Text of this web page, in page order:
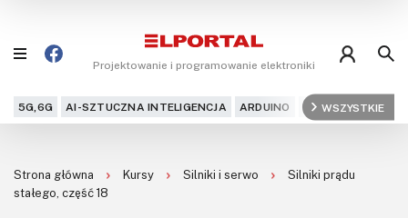
Projektowanie i programowanie elektroniki
5G,6G AI-SZTUCZNA INTELIGENCJA ARDUINO ARM AUDIO
WSZYSTKIE
Projekty
Strona główna Kursy Silniki i serwo
Silniki prądu
stałego, część 18